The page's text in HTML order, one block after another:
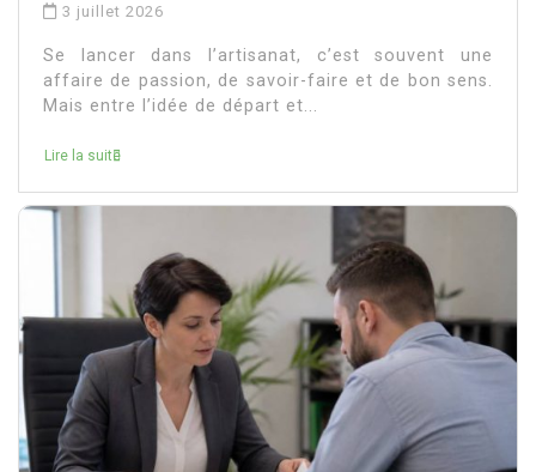
3 juillet 2026
Se lancer dans l’artisanat, c’est souvent une
affaire de passion, de savoir-faire et de bon sens.
Mais entre l’idée de départ et...
Lire la suite